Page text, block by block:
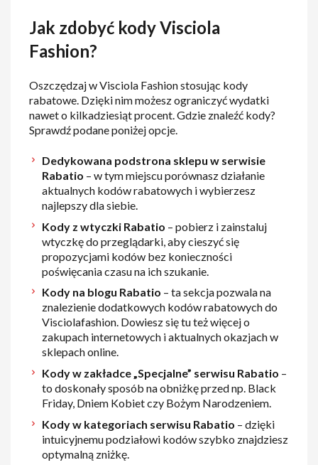
Jak zdobyć kody Visciola
Fashion?
Oszczędzaj w Visciola Fashion stosując kody
rabatowe. Dzięki nim możesz ograniczyć wydatki
nawet o kilkadziesiąt procent. Gdzie znaleźć kody?
Sprawdź podane poniżej opcje.
Dedykowana podstrona sklepu w serwisie
Rabatio – w tym miejscu porównasz działanie
aktualnych kodów rabatowych i wybierzesz
najlepszy dla siebie.
Kody z wtyczki Rabatio – pobierz i zainstaluj
wtyczkę do przeglądarki, aby cieszyć się
propozycjami kodów bez konieczności
poświęcania czasu na ich szukanie.
Kody na blogu Rabatio – ta sekcja pozwala na
znalezienie dodatkowych kodów rabatowych do
Visciolafashion. Dowiesz się tu też więcej o
zakupach internetowych i aktualnych okazjach w
sklepach online.
Kody w zakładce „Specjalne” serwisu Rabatio –
to doskonały sposób na obniżkę przed np. Black
Friday, Dniem Kobiet czy Bożym Narodzeniem.
Kody w kategoriach serwisu Rabatio – dzięki
intuicyjnemu podziałowi kodów szybko znajdziesz
optymalną zniżkę.